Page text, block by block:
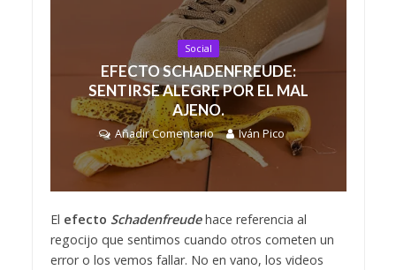
Social
EFECTO SCHADENFREUDE:
SENTIRSE ALEGRE POR EL MAL
AJENO.
Añadir Comentario Iván Pico
El efecto Schadenfreudehace referencia al
regocijo que sentimos cuando otros cometen un
error o los vemos fallar. No en vano, los videos